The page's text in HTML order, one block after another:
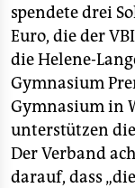
veranstaltungen
shop
fragen & hilfe
unterstützen
abo
spendete drei
Euro, die der
die Helene-
Gymnasium
Gymnasium in
unterstützen
Der Verband
darauf, dass